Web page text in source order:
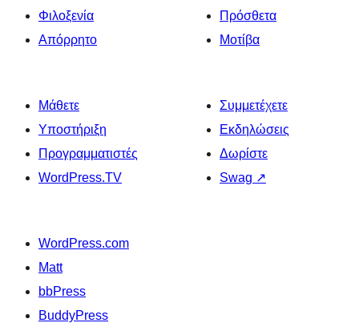
Φιλοξενία
Απόρρητο
Πρόσθετα
Μοτίβα
Μάθετε
Υποστήριξη
Προγραμματιστές
WordPress.TV
Συμμετέχετε
Εκδηλώσεις
Δωρίστε
Swag ↗
WordPress.com
Matt
bbPress
BuddyPress